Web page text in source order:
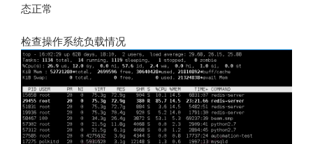
态正常
检查操作系统负载情况